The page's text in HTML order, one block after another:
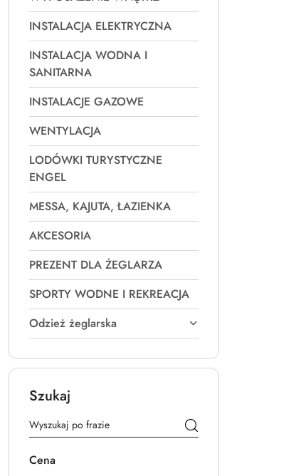
INSTALACJA ELEKTRYCZNA
INSTALACJA WODNA I
SANITARNA
INSTALACJE GAZOWE
WENTYLACJA
LODÓWKI TURYSTYCZNE
ENGEL
MESSA, KAJUTA, ŁAZIENKA
AKCESORIA
PREZENT DLA ŻEGLARZA
SPORTY WODNE I REKREACJA
Odzież żeglarska
Szukaj
Cena